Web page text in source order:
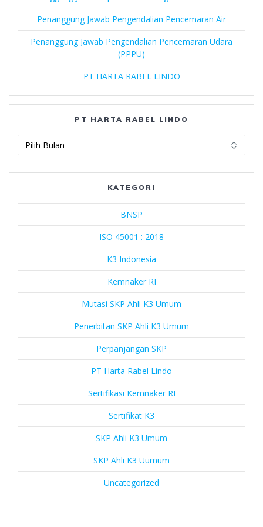
Penanggung Jawab Pengendalian Pencemaran Air
Penanggung Jawab Pengendalian Pencemaran Udara
(PPPU)
PT HARTA RABEL LINDO
PT HARTA RABEL LINDO
Rabel
Lindo
KATEGORI
BNSP
ISO 45001 : 2018
K3 Indonesia
Kemnaker RI
Mutasi SKP Ahli K3 Umum
Penerbitan SKP Ahli K3 Umum
Perpanjangan SKP
PT Harta Rabel Lindo
Sertifikasi Kemnaker RI
Sertifikat K3
SKP Ahli K3 Umum
SKP Ahli K3 Uumum
Uncategorized